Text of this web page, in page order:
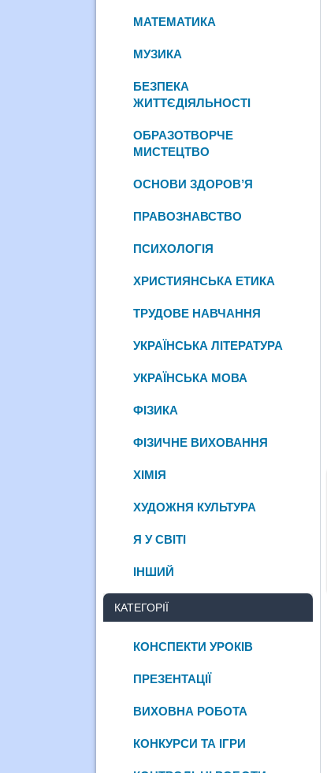
МАТЕМАТИКА
МУЗИКА
БЕЗПЕКА
ЖИТТЄДІЯЛЬНОСТІ
ОБРАЗОТВОРЧЕ
МИСТЕЦТВО
ОСНОВИ ЗДОРОВ’Я
ПРАВОЗНАВСТВО
ПСИХОЛОГІЯ
ХРИСТИЯНСЬКА ЕТИКА
ТРУДОВЕ НАВЧАННЯ
УКРАЇНСЬКА ЛІТЕРАТУРА
УКРАЇНСЬКА МОВА
ФІЗИКА
ФІЗИЧНЕ ВИХОВАННЯ
ХІМІЯ
ХУДОЖНЯ КУЛЬТУРА
Я У СВІТІ
ІНШИЙ
КАТЕГОРІЇ
КОНСПЕКТИ УРОКІВ
ПРЕЗЕНТАЦІЇ
ВИХОВНА РОБОТА
КОНКУРСИ ТА ІГРИ